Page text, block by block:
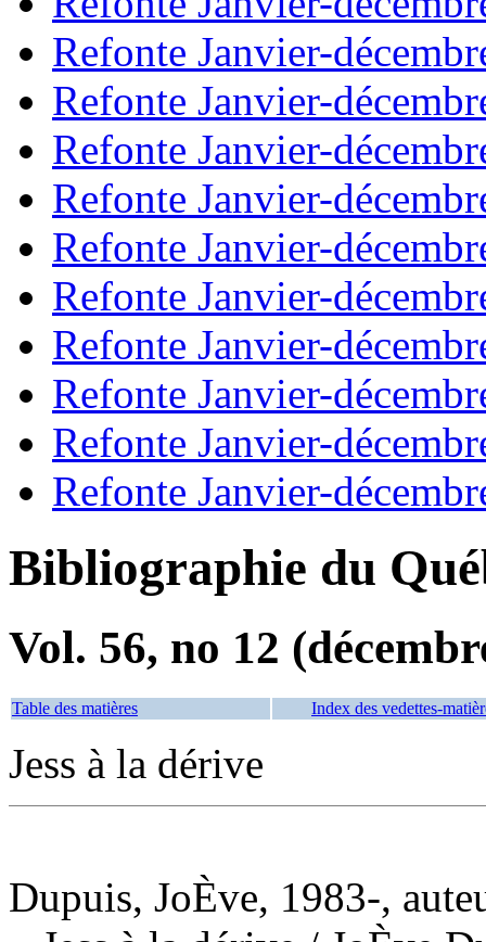
Refonte Janvier-
Refonte Janvier-
Refonte Janvier-
Refonte Janvier-
Refonte Janvier-
Refonte Janvier-
Refonte Janvier-
Refonte Janvier-
Refonte Janvier-
Refonte Janvier-
Bibliographie du
Vol. 56, no 12
Table des matières Index des vedettes-
Jess à la dérive
Dupuis, JoÈve, 1983-,